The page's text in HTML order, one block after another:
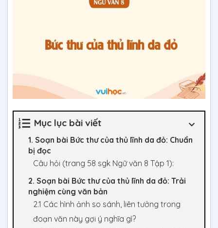
Mục lục bài viết
1. Soạn bài Bức thư của thủ lĩnh da đỏ: Chuẩn
bị đọc
Câu hỏi (trang 58 sgk Ngữ văn 8 Tập 1):
2. Soạn bài Bức thư của thủ lĩnh da đỏ: Trải
nghiệm cùng văn bản
2.1 Các hình ảnh so sánh, liên tưởng trong
đoạn văn này gợi ý nghĩa gì?